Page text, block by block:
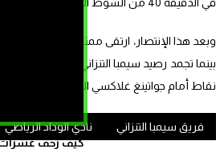
كيف زحف عشرات
نقاط أمام جواتينغ غلاكسي البوتسواني صاحب المركز
فريق سيمبا التنزاني نادي الوداد الرياضي